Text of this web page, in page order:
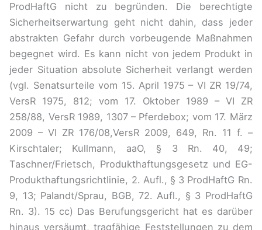
ProdHaftG nicht zu begründen. Die berechtigte
Sicherheitserwartung geht nicht dahin, dass jeder
abstrakten Gefahr durch vorbeugende Maßnahmen
begegnet wird. Es kann nicht von jedem Produkt in
jeder Situation absolute Sicherheit verlangt werden
(vgl. Senatsurteile vom 15. April 1975 – VI ZR 19/74,
VersR 1975, 812; vom 17. Oktober 1989 – VI ZR
258/88, VersR 1989, 1307 – Pferdebox; vom 17. März
2009 – VI ZR 176/08,VersR 2009, 649, Rn. 11 f. –
Kirschtaler; Kullmann, aaO, § 3 Rn. 40, 49;
Taschner/Frietsch, Produkthaftungsgesetz und EG-
Produkthaftungsrichtlinie, 2. Aufl., § 3 ProdHaftG Rn.
9, 13; Palandt/Sprau, BGB, 72. Aufl., § 3 ProdHaftG
Rn. 3). 15 cc) Das Berufungsgericht hat es darüber
hinaus versäumt, tragfähige Feststellungen zu dem